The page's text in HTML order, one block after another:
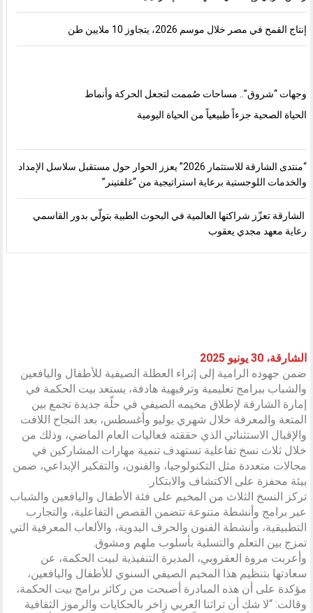
إنتاج القمح في مصر خلال موسم 2026، يتجاوز 10 ملايين طن
وجهات “شروق”.. مساحات صُممت لتجعل الحركة وأنماط
الحياة الصحية جزءاً طبيعياً من الحياة اليومية
“منتدى الشارقة للاستثمار 2026” يعزز الحوار حول مستقبل سلاسل الإمداد
والخدمات اللوجستية برعاية استراتيجية من “غلفتينر”
الشارقة تعزّز شراكتها العالمية في البحوث الطبية بتولّي بدور القاسمي
رعاية معهد مجدي يعقوب
الشارقة، 30 يونيو 2025
ضمن جهوده الرامية إلى إثراء العطلة الصيفية للأطفال واليافعين
والشباب ببرامج تعليمية وترفيهية هادفة، يستعد بيت الحكمة في
إمارة الشارقة لإطلاق مخيمه الصيفي في حلّة جديدة تجمع بين
المتعة والمعرفة خلال شهري يوليو وأغسطس، بعد النجاح اللافت
والإقبال الاستثنائي الذي حققته فعاليات العام الماضي، وذلك من
خلال ثلاث نسخ تفاعلية تستهدف تنمية مهارات المشاركين في
مجالات متعددة مثل التكنولوجيا، والفنون، والتفكير الإبداعي، ضمن
بيئة محفزة على الاكتشاف والابتكار.
تركز النسخ الثلاث من المخيم على فئة الأطفال واليافعين والشباب
عبر برامج وأنشطة متنوعة تتضمن القصص التفاعلية، والتجارب
التطبيقية، وأنشطة الفنون والحرف اليدوية، والألعاب المعرفية التي
تمزج بين التعلم والتسلية بأسلوب ملهم ومشوق.
وأعربت مروة العقروبي، المديرة التنفيذية لبيت الحكمة، عن
سعادتها بتنظيم هذا المخيم الصيفي السنوي للأطفال واليافعين،
مؤكدة على أن هذه المبادرة أصبحت من ركائز برامج بيت الحكمة،
وقالت: “لا شك أن تراثنا العربي زاخر بالحكايات والرموز الثقافية